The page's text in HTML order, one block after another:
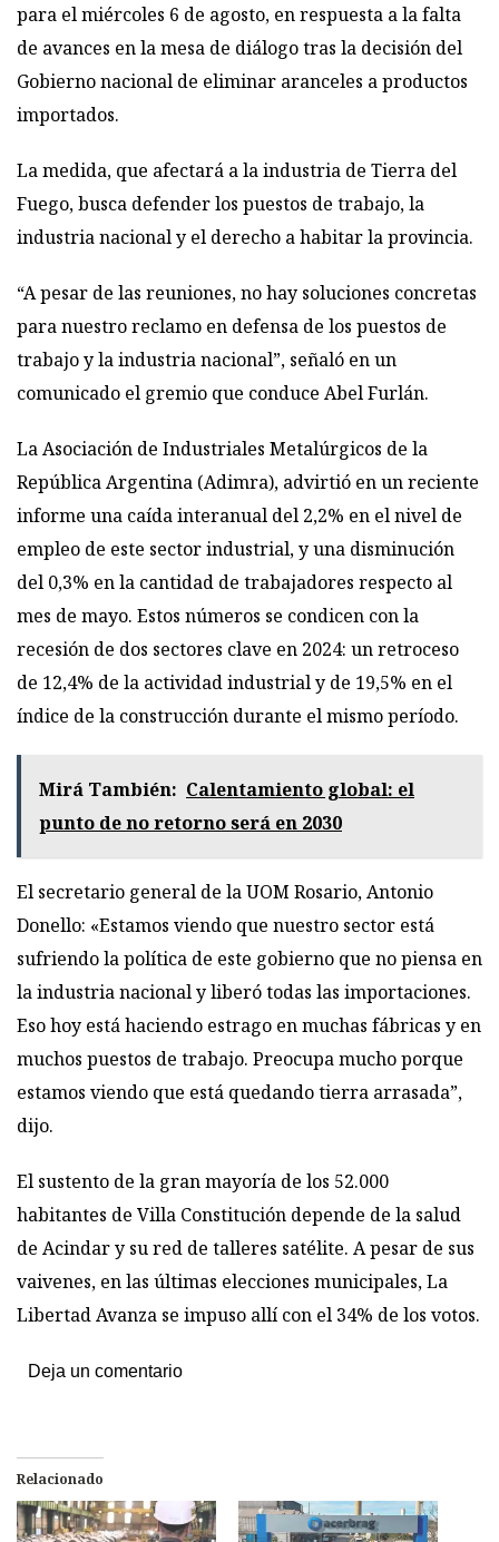
para el miércoles 6 de agosto, en respuesta a la falta
de avances en la mesa de diálogo tras la decisión del
Gobierno nacional de eliminar aranceles a productos
importados.
La medida, que afectará a la industria de Tierra del
Fuego, busca defender los puestos de trabajo, la
industria nacional y el derecho a habitar la provincia.
“A pesar de las reuniones, no hay soluciones concretas
para nuestro reclamo en defensa de los puestos de
trabajo y la industria nacional”, señaló en un
comunicado el gremio que conduce Abel Furlán.
La Asociación de Industriales Metalúrgicos de la
República Argentina (Adimra), advirtió en un reciente
informe una caída interanual del 2,2% en el nivel de
empleo de este sector industrial, y una disminución
del 0,3% en la cantidad de trabajadores respecto al
mes de mayo. Estos números se condicen con la
recesión de dos sectores clave en 2024: un retroceso
de 12,4% de la actividad industrial y de 19,5% en el
índice de la construcción durante el mismo período.
Mirá También: Calentamiento global: el
punto de no retorno será en 2030
El secretario general de la UOM Rosario, Antonio
Donello: «Estamos viendo que nuestro sector está
sufriendo la política de este gobierno que no piensa en
la industria nacional y liberó todas las importaciones.
Eso hoy está haciendo estrago en muchas fábricas y en
muchos puestos de trabajo. Preocupa mucho porque
estamos viendo que está quedando tierra arrasada”,
dijo.
El sustento de la gran mayoría de los 52.000
habitantes de Villa Constitución depende de la salud
de Acindar y su red de talleres satélite. A pesar de sus
vaivenes, en las últimas elecciones municipales, La
Libertad Avanza se impuso allí con el 34% de los votos.
Deja un comentario
Relacionado